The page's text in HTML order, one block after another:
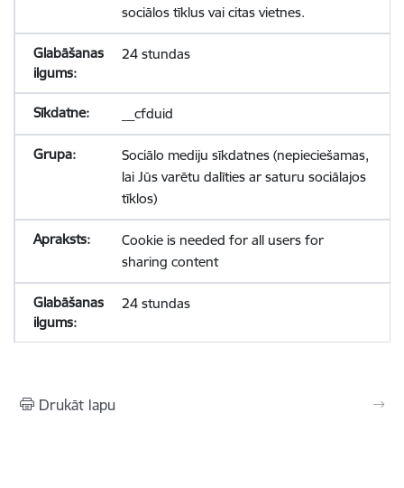
sociālos tīklus vai citas vietnes.
24 stundas
__cfduid
Sociālo mediju sīkdatnes (nepieciešamas,
lai Jūs varētu dalīties ar saturu sociālajos
tīklos)
Cookie is needed for all users for
sharing content
24 stundas
Drukāt lapu